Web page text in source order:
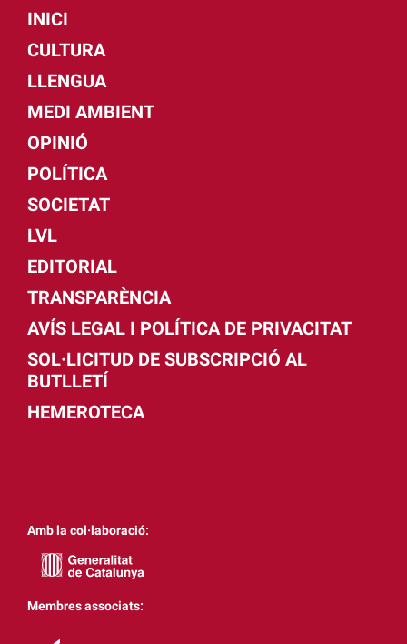
INICI
CULTURA
LLENGUA
MEDI AMBIENT
OPINIÓ
POLÍTICA
SOCIETAT
LVL
EDITORIAL
TRANSPARÈNCIA
AVÍS LEGAL I POLÍTICA DE PRIVACITAT
SOL·LICITUD DE SUBSCRIPCIÓ AL
BUTLLETÍ
HEMEROTECA
Amb la col·laboració:
Membres associats: